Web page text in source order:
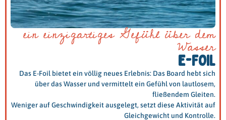
ein einzigartiges Gefühl über dem
Wasser
E-FOIL
Das E-Foil bietet ein völlig neues Erlebnis: Das Board hebt sich
über das Wasser und vermittelt ein Gefühl von lautlosem,
fließendem Gleiten.
Weniger auf Geschwindigkeit ausgelegt, setzt diese Aktivität auf
Gleichgewicht und Kontrolle.